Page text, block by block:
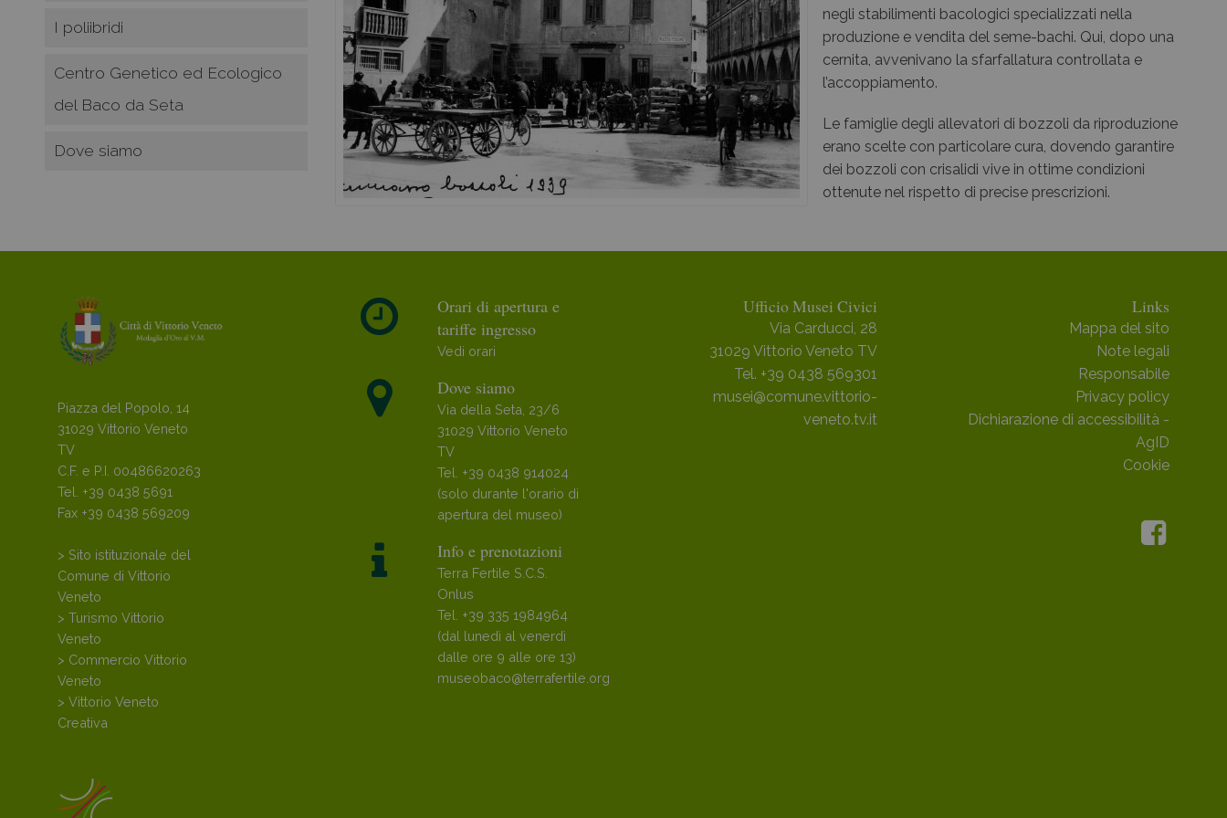
Dove siamo
I poliibridi
Centro Genetico ed Ecologico
del Baco da Seta
Dove siamo
negli stabilimenti bacologici specializzati nella
produzione e vendita del seme-bachi. Qui, dopo una
cernita, avvenivano la sfarfallatura controllata e
l’accoppiamento.
Le famiglie degli allevatori di bozzoli da riproduzione
erano scelte con particolare cura, dovendo garantire
dei bozzoli con crisalidi vive in ottime condizioni
ottenute nel rispetto di precise prescrizioni.
Piazza del Popolo, 14
31029 Vittorio Veneto
TV
C.F. e P.I. 00486620263
Tel. +39 0438 5691
Fax +39 0438 569209
> Sito istituzionale del
Comune di Vittorio
Veneto
> Turismo Vittorio
Veneto
> Commercio Vittorio
Veneto
> Vittorio Veneto
Creativa
Orari di apertura e
tariffe ingresso
Vedi orari
Dove siamo
Via della Seta, 23/6
31029 Vittorio Veneto
TV
Tel. +39 0438 914024
(solo durante l'orario di
apertura del museo)
Info e prenotazioni
Terra Fertile S.C.S.
Onlus
Tel. +39 335 1984964
(dal lunedì al venerdì
dalle ore 9 alle ore 13)
museobaco@terrafertile.org
Ufficio Musei Civici
Via Carducci, 28
31029 Vittorio Veneto TV
Tel. +39 0438 569301
musei@comune.vittorio-
veneto.tv.it
Links
Mappa del sito
Note legali
Responsabile
Privacy policy
Dichiarazione di accessibilità -
AgID
Cookie